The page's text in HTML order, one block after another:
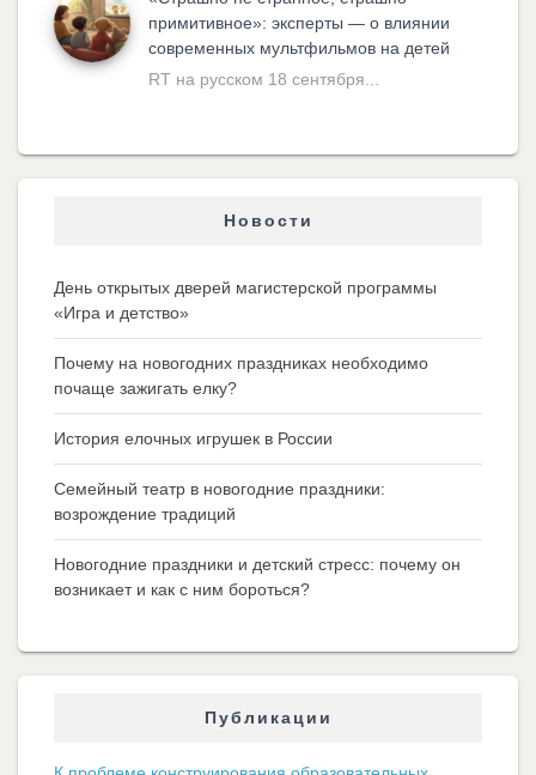
примитивное»: эксперты — о влиянии
современных мультфильмов на детей
RT на русском 18 сентября...
Новости
День открытых дверей магистерской программы
«Игра и детство»
Почему на новогодних праздниках необходимо
почаще зажигать елку?
История елочных игрушек в России
Семейный театр в новогодние праздники:
возрождение традиций
Новогодние праздники и детский стресс: почему он
возникает и как с ним бороться?
Публикации